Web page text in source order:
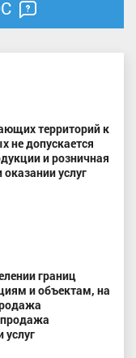
территорий к
не допускается
и розничная
услуг
границ
и объектам, на
продажа
услуг